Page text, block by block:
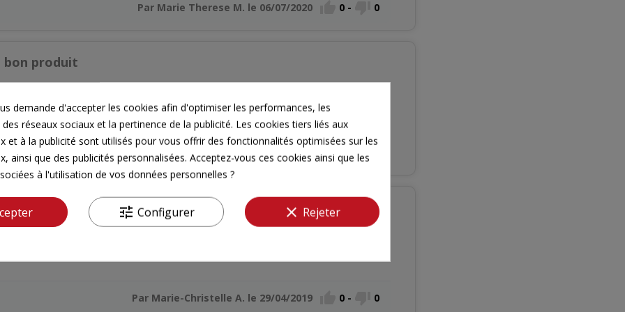
Par Marie Therese M. le 06/07/2020 0 - 0
bon produit
Par Thierry F. le 18/04/2020  0 - 
tt ses promesse
Par Marie-Christelle A. le 29/04/2019 0 - 0
demande d'accepter les cookies afin d'optimiser les performances, les
réseaux sociaux et la pertinence de la publicité. Les cookies tiers liés aux
et à la publicité sont utilisés pour vous offrir des fonctionnalités optimisées sur les
ainsi que des publicités personnalisées. Acceptez-vous ces cookies ainsi que les
à l'utilisation de vos données personnelles ?
tune Configurer clear Rejeter